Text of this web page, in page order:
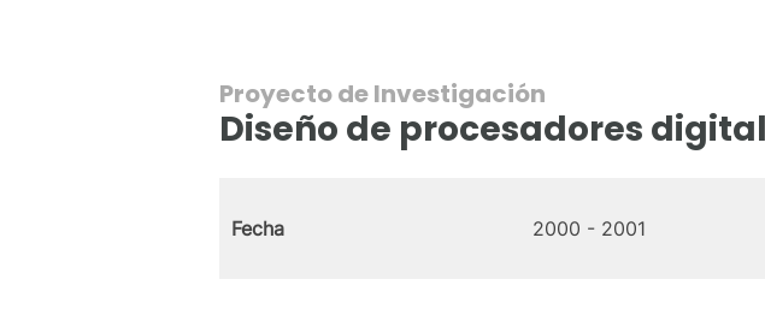
Proyecto de Investigación
Diseño de procesadores
Fecha 2000 - 2001